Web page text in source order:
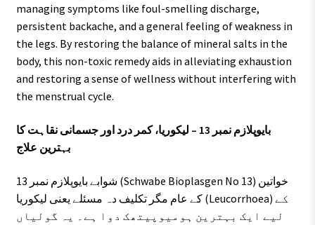
managing symptoms like foul-smelling discharge,
persistent backache, and a general feeling of weakness in
the legs. By restoring the balance of mineral salts in the
body, this non-toxic remedy aids in alleviating exhaustion
and restoring a sense of wellness without interfering with
the menstrual cycle.
بایوپلازم نمبر 13 – لیکوریا، کمر درد اور جسمانی نقاہت کا
بہترین علاج
شوابے بایوپلازم نمبر 13 (Schwabe Bioplasgen No 13) خواتین
کے عام مگر تکلیف دہ مسئلے یعنی لیکوریا (Leucorrhoea) کے
لیے ایک بہترین ہومیوپیتھک دوا ہے۔ یہ گولیاں